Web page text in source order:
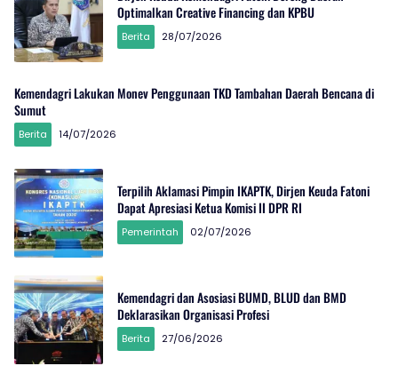
Optimalkan Creative Financing dan KPBU
Berita 28/07/2026
Kemendagri Lakukan Monev Penggunaan TKD Tambahan Daerah Bencana di
Sumut
Berita 14/07/2026
Terpilih Aklamasi Pimpin IKAPTK, Dirjen Keuda Fatoni
Dapat Apresiasi Ketua Komisi II DPR RI
Pemerintah 02/07/2026
Kemendagri dan Asosiasi BUMD, BLUD dan BMD
Deklarasikan Organisasi Profesi
Berita 27/06/2026